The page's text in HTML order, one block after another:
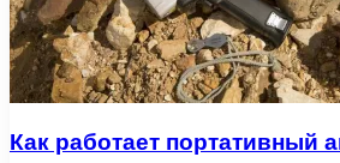
Как работает портативный